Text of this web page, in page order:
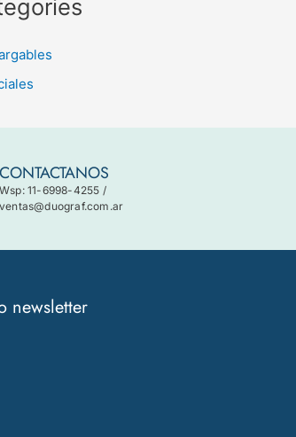
CONTACTANOS
Wsp: 11-6998-4255 /
ventas@duograf.com.ar
newsletter